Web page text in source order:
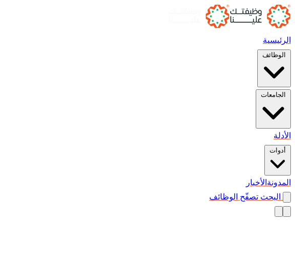
الرئيسية
الوظائف
الجامعات
الأدلة
أدوات
المدونة الأخبار
البحث تصفّح الوظائف